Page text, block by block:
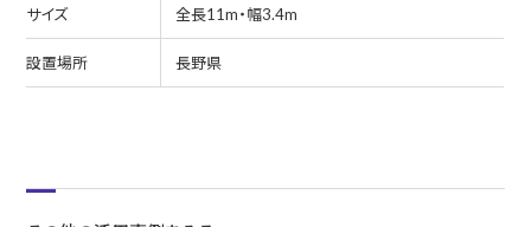
サイズ 全長11m・幅3.4m
設置場所 長野県